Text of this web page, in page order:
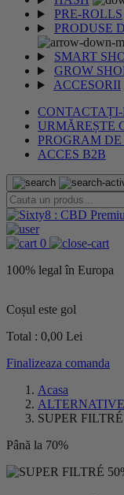
PRE-ROLLS
PRODUSE
SMART
GROW
ACCESORII
CONTACTAȚI-
URMĂREȘTE
PROGRAM
ACCES B2B
0
100% legal în Europa
Coșul este gol
Total : 0,00 Lei
Finalizeaza comanda
Acasa
SUPER
Până la 70%